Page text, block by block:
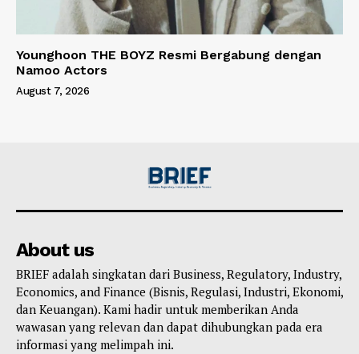
Younghoon THE BOYZ Resmi Bergabung dengan
Namoo Actors
August 7, 2026
About us
BRIEF adalah singkatan dari Business, Regulatory, Industry,
Economics, and Finance (Bisnis, Regulasi, Industri, Ekonomi,
dan Keuangan). Kami hadir untuk memberikan Anda
wawasan yang relevan dan dapat dihubungkan pada era
informasi yang melimpah ini.